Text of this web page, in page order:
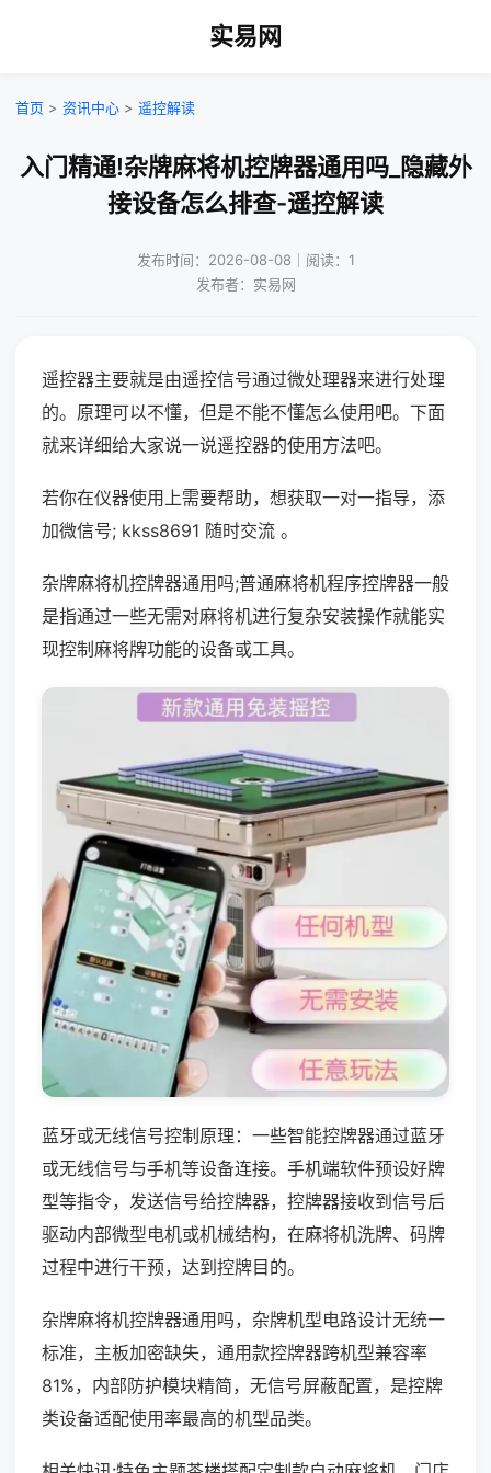
实易网
首页 > 资讯中心 > 遥控解读
入门精通!杂牌麻将机控牌器通用吗_隐藏外
接设备怎么排查-遥控解读
发布时间：2026-08-08｜阅读：1
发布者：实易网
遥控器主要就是由遥控信号通过微处理器来进行处理
的。原理可以不懂，但是不能不懂怎么使用吧。下面
就来详细给大家说一说遥控器的使用方法吧。
若你在仪器使用上需要帮助，想获取一对一指导，添
加微信号; kkss8691 随时交流 。
杂牌麻将机控牌器通用吗;普通麻将机程序控牌器一般
是指通过一些无需对麻将机进行复杂安装操作就能实
现控制麻将牌功能的设备或工具。
蓝牙或无线信号控制原理：一些智能控牌器通过蓝牙
或无线信号与手机等设备连接。手机端软件预设好牌
型等指令，发送信号给控牌器，控牌器接收到信号后
驱动内部微型电机或机械结构，在麻将机洗牌、码牌
过程中进行干预，达到控牌目的。
杂牌麻将机控牌器通用吗，杂牌机型电路设计无统一
标准，主板加密缺失，通用款控牌器跨机型兼容率
81%，内部防护模块精简，无信号屏蔽配置，是控牌
类设备适配使用率最高的机型品类。